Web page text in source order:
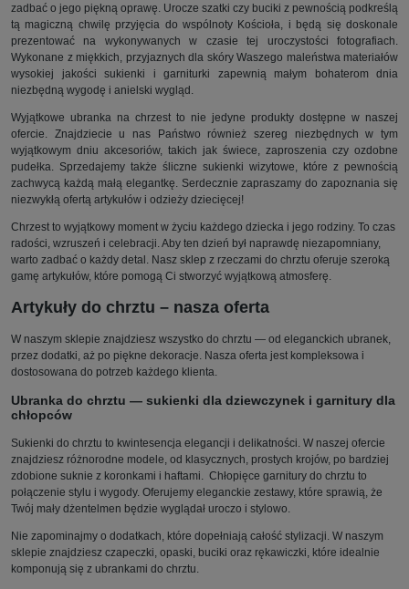
zadbać o jego piękną oprawę. Urocze szatki czy buciki z pewnością podkreślą
tą magiczną chwilę przyjęcia do wspólnoty Kościoła, i będą się doskonale
prezentować na wykonywanych w czasie tej uroczystości fotografiach.
Wykonane z miękkich, przyjaznych dla skóry Waszego maleństwa materiałów
wysokiej jakości sukienki i garniturki zapewnią małym bohaterom dnia
niezbędną wygodę i anielski wygląd.
Wyjątkowe ubranka na chrzest to nie jedyne produkty dostępne w naszej
ofercie. Znajdziecie u nas Państwo również szereg niezbędnych w tym
wyjątkowym dniu akcesoriów, takich jak świece, zaproszenia czy ozdobne
pudełka. Sprzedajemy także śliczne sukienki wizytowe, które z pewnością
zachwycą każdą małą elegantkę. Serdecznie zapraszamy do zapoznania się
niezwykłą ofertą artykułów i odzieży dziecięcej!
Chrzest to wyjątkowy moment w życiu każdego dziecka i jego rodziny. To czas
radości, wzruszeń i celebracji. Aby ten dzień był naprawdę niezapomniany,
warto zadbać o każdy detal. Nasz sklep z rzeczami do chrztu oferuje szeroką
gamę artykułów, które pomogą Ci stworzyć wyjątkową atmosferę.
Artykuły do chrztu – nasza oferta
W naszym sklepie znajdziesz wszystko do chrztu — od eleganckich ubranek,
przez dodatki, aż po piękne dekoracje. Nasza oferta jest kompleksowa i
dostosowana do potrzeb każdego klienta.
Ubranka do chrztu — sukienki dla dziewczynek i garnitury dla
chłopców
Sukienki do chrztu to kwintesencja elegancji i delikatności. W naszej ofercie
znajdziesz różnorodne modele, od klasycznych, prostych krojów, po bardziej
zdobione suknie z koronkami i haftami. Chłopięce garnitury do chrztu to
połączenie stylu i wygody. Oferujemy eleganckie zestawy, które sprawią, że
Twój mały dżentelmen będzie wyglądał uroczo i stylowo.
Nie zapominajmy o dodatkach, które dopełniają całość stylizacji. W naszym
sklepie znajdziesz czapeczki, opaski, buciki oraz rękawiczki, które idealnie
komponują się z ubrankami do chrztu.